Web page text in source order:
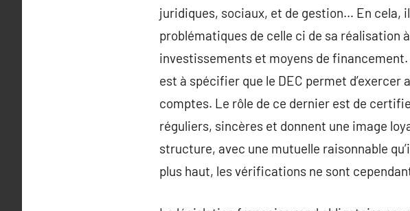
juridiques, sociaux, et de gestion… En cela,
problématiques de celle ci de sa réalisation
investissements et moyens de
est à spécifier que le DEC permet
comptes. Le rôle de ce dernier est de
réguliers, sincères et donnent une image
structure, avec une mutuelle raisonnable
plus haut, les vérifications ne sont